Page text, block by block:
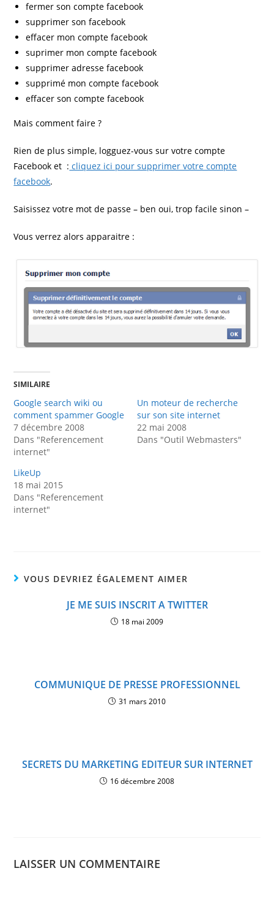
fermer son compte facebook
supprimer son facebook
effacer mon compte facebook
suprimer mon compte facebook
supprimer adresse facebook
supprimé mon compte facebook
effacer son compte facebook
Mais comment faire ?
Rien de plus simple, logguez-vous sur votre compte
Facebook et : cliquez ici pour supprimer votre compte
facebook.
Saisissez votre mot de passe – ben oui, trop facile sinon –
Vous verrez alors apparaitre :
SIMILAIRE
Google search wiki ou
comment spammer Google
7 décembre 2008
Dans "Referencement
internet"
Un moteur de recherche
sur son site internet
22 mai 2008
Dans "Outil Webmasters"
LikeUp
18 mai 2015
Dans "Referencement
internet"
VOUS DEVRIEZ ÉGALEMENT AIMER
JE ME SUIS INSCRIT A TWITTER
18 mai 2009
COMMUNIQUE DE PRESSE PROFESSIONNEL
31 mars 2010
SECRETS DU MARKETING EDITEUR SUR INTERNET
16 décembre 2008
LAISSER UN COMMENTAIRE